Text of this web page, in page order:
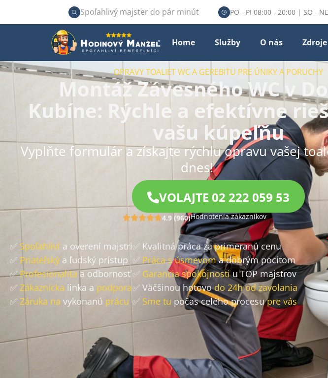
Spoľahlivý majster do pár minút PO - PI 08:00 - 20:00 | SO -
Home Služby O nás Zdroje
OPRAVY TOALIET WC A GEREBITU PRE ÚNIKY A PORUCHY
Montáž Závesného WC v
Kubíne: Rýchle a efektívne
vašu kúpeľňu
Vyplňte formulár a získajte rýchlu opravu vašej
dnes!
VOLAJTE 02 222 059 53
4.9 (960)Hodnotenia zákazníkov
✅ Spoľahliví a overení majstri
✅ Priateľský a ľudský prístup
✅Profesionalitaa odbornosť
✅ Zákaznícka linka a podpora
✅ Záruka na vykonanú prácu
✅ Kvalitná práca za primeranú cenu
✅ Práca s úsmevoma dobrým pocitom
✅ Garancia spokojnostiu TOP majstrov
✅ Väčšinou hotovodo 24h od zavolania
✅ Sme tu počas celého procesupre vás